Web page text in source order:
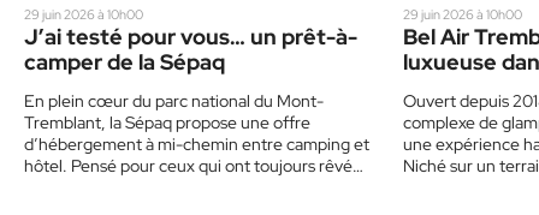
29 juin 2026 à 10h00
J’ai testé pour vous… un prêt-à-
camper de la Sépaq
En plein cœur du parc national du Mont-
Tremblant, la Sépaq propose une offre
d’hébergement à mi-chemin entre camping et
hôtel. Pensé pour ceux qui ont toujours rêvé
29 juin 2026 à 10h00
Bel Air
luxueuse
Ouvert depuis
complexe de
une expérience
Niché sur un